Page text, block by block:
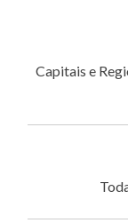
Capitais e